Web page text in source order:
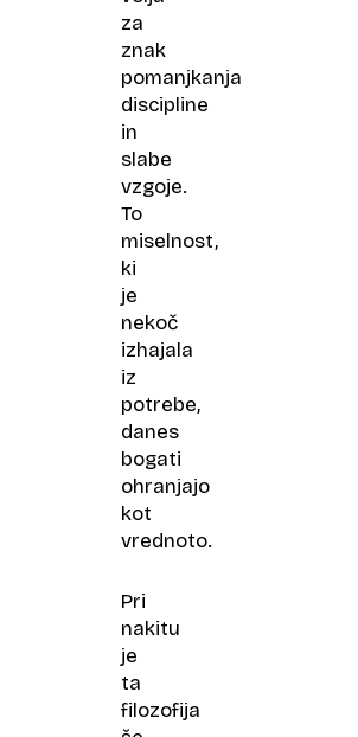
za
znak
pomanjkanja
discipline
in
slabe
vzgoje.
To
miselnost,
ki
je
nekoč
izhajala
iz
potrebe,
danes
bogati
ohranjajo
kot
vrednoto.
Pri
nakitu
je
ta
filozofija